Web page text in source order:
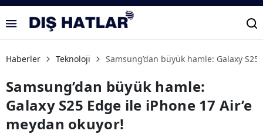
Haberler Teknoloji Samsung’dan büyük hamle: Galaxy
Samsung’dan büyük hamle:
Galaxy S25 Edge ile iPhone 17 Air’e
meydan okuyor!